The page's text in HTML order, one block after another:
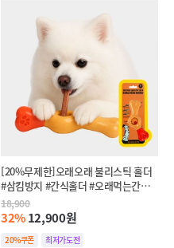
[20%무제한]오래오래 불리스틱 홀더
#삼킴방지 #간식홀더 #오래먹는간식
홀더
18,900
32%12,900원
20%쿠폰
최저가도전